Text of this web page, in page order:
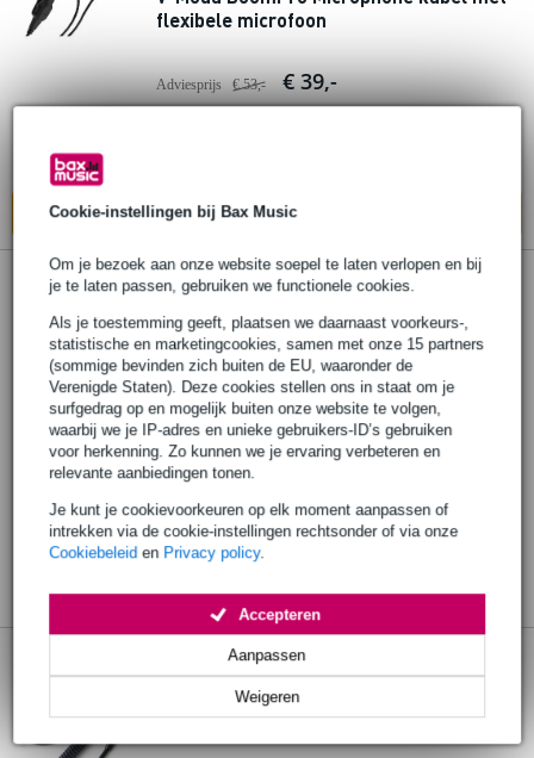
Cookie-instellingen bij Bax Music
Om je bezoek aan onze website soepel te laten verlopen en bij
je te laten passen, gebruiken we functionele cookies.
Als je toestemming geeft, plaatsen we daarnaast voorkeurs-,
statistische en marketingcookies, samen met onze 15 partners
(sommige bevinden zich buiten de EU, waaronder de
Verenigde Staten). Deze cookies stellen ons in staat om je
surfgedrag op en mogelijk buiten onze website te volgen,
waarbij we je IP-adres en unieke gebruikers-ID’s gebruiken
voor herkenning. Zo kunnen we je ervaring verbeteren en
relevante aanbiedingen tonen.
Je kunt je cookievoorkeuren op elk moment aanpassen of
intrekken via de cookie-instellingen rechtsonder of via onze
Cookiebeleid en Privacy policy.
Weigeren
Aanpassen
Accepteren
flexibele microfoon
Adviesprijs € 53,- € 39,-
In mijn winkelwagen
4 reviews
V-Moda CoilPro jack krulkabel 3.65 m